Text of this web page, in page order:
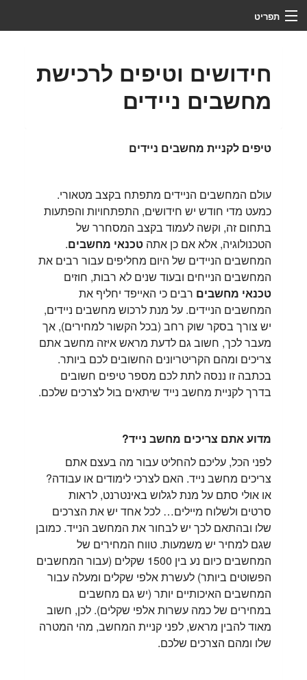
תפריט
שליטה מרחוק
פתיחת קריאת שירות
חידושים וטיפים לרכישת
מחשבים ניידים
טיפים לקניית מחשבים ניידים
עולם המחשבים הניידים מתפתח בקצב מטאורי.
כמעט מדי חודש יש חידושים, התפתחויות והפתעות
בתחום זה, וקשה לעמוד בקצב המסחרר של
הטכנולוגיה, אלא אם כן אתה טכנאי מחשבים.
המחשבים הניידים של היום מחליפים עבור רבים את
המחשבים הנייחים ובעוד שנים לא רבות, חוזים
טכנאי מחשבים רבים כי האייפד יחליף את
המחשבים הניידים. על מנת לרכוש מחשבים ניידים,
יש צורך בסקר שוק רחב (בכל הקשור למחירים), אך
מעבר לכך, חשוב גם לדעת מראש איזה מחשב אתם
צריכים ומהם הקריטריונים החשובים לכם ביותר.
בכתבה זו ננסה לתת לכם מספר טיפים חשובים
בדרך לקניית מחשב נייד שיתאים בול לצרכים שלכם.
מדוע אתם צריכים מחשב נייד?
לפני הכל, עליכם להחליט עבור מה בעצם אתם
צריכים מחשב נייד. האם לצרכי לימודים או עבודה?
או אולי סתם על מנת לגלוש באינטרנט, לראות
סרטים ולשלוח מיילים… לכל אחד יש את הצרכים
שלו ובהתאם לכך יש לבחור את המחשב הנייד. כמובן
שגם למחיר יש משמעות. טווח המחירים של
המחשבים כיום נע בין 1500 שקלים (עבור המחשבים
הפשוטים ביותר) לעשרת אלפי שקלים ומעלה עבור
המחשבים האיכותיים יותר (יש גם מחשבים
במחירים של כמה עשרות אלפי שקלים). לכן, חשוב
מאוד להבין מראש, לפני קניית המחשב, מהי המטרה
שלו ומהם הצרכים שלכם.